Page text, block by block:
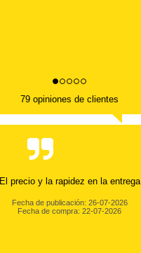
79 opiniones de clientes
El precio y la rapidez en la entrega
Fecha de publicación: 26-07-2026
Fecha de compra: 22-07-2026